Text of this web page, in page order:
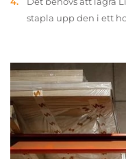
stapla upp den i ett